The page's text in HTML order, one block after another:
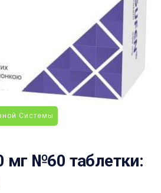
Системы
мг №60 таблетки: